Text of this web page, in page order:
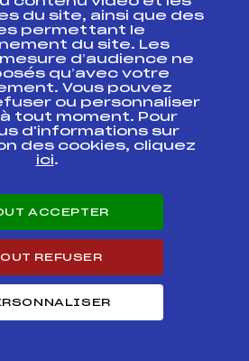
2017
Rang
TOUR U21
SUMMER
– CHPS
ETE U19 et
FFS
du site, ainsi que des
permettant le
du site. Les
d’audience ne
qu’avec votre
Vous pouvez
ou personnaliser
tout moment. Pour
d'informations sur
des cookies, cliquez
ici.
ACCEPTER
REFUSER